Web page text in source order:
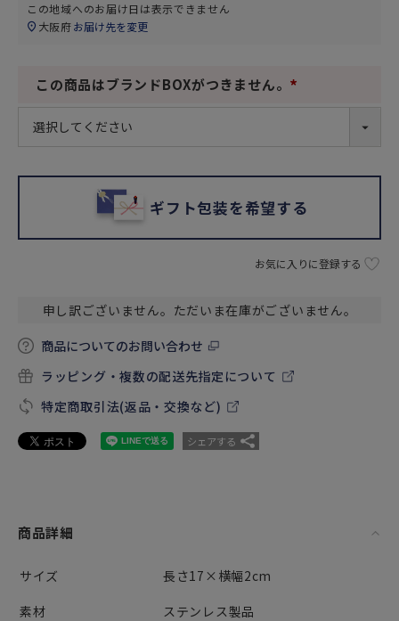
この地域へのお届け日は表示できません
大阪府お届け先を変更
この商品はブランドBOXがつきません。
ギフト包装を希望する
お気に入りに登録する
申し訳ございません。ただいま在庫がございません。
商品についてのお問い合わせ
ラッピング・複数の配送先指定について
特定商取引法(返品・交換など)
シェアする
商品詳細
サイズ
長さ17×横幅2cm
素材
ステンレス製品